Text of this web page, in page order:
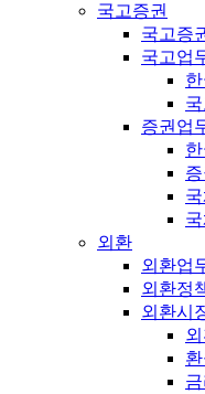
국고증권
국고증
국고업
증권업
외환
외환업
외환정
외환시